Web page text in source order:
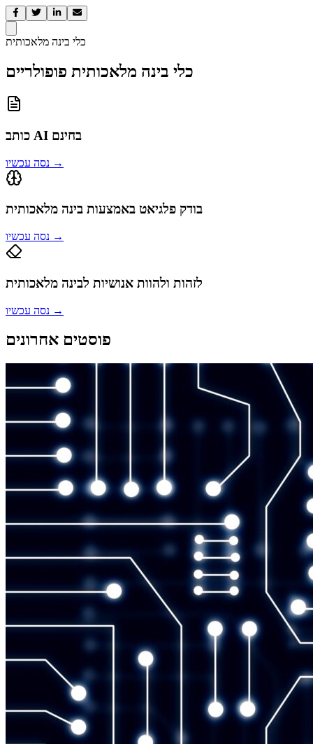
כלי בינה מלאכותית
כלי בינה מלאכותית פופולריים
כותב AI בחינם
נסה עכשיו →
בודק פלגיאט באמצעות בינה מלאכותית
נסה עכשיו →
לזהות ולהוות אנושיות לבינה מלאכותית
נסה עכשיו →
פוסטים אחרונים